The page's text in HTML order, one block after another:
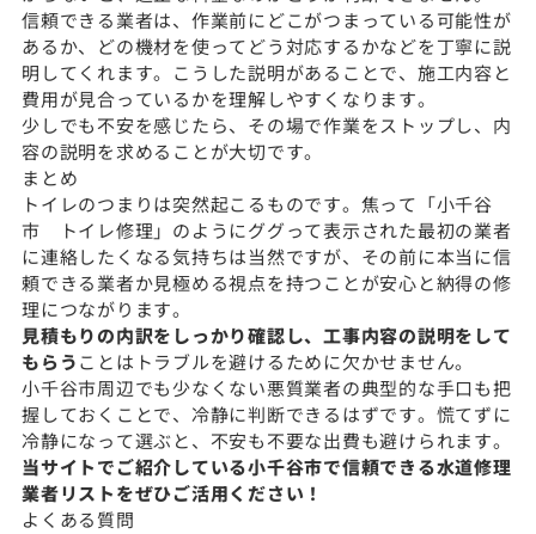
信頼できる業者は、作業前にどこがつまっている可能性が
あるか、どの機材を使ってどう対応するかなどを丁寧に説
明してくれます。こうした説明があることで、施工内容と
費用が見合っているかを理解しやすくなります。
少しでも不安を感じたら、その場で作業をストップし、内
容の説明を求めることが大切です。
まとめ
トイレのつまりは突然起こるものです。焦って「小千谷
市 トイレ修理」のようにググって表示された最初の業者
に連絡したくなる気持ちは当然ですが、その前に本当に信
頼できる業者か見極める視点を持つことが安心と納得の修
理につながります。
見積もりの内訳をしっかり確認し、工事内容の説明をして
もらうことはトラブルを避けるために欠かせません。
小千谷市周辺でも少なくない悪質業者の典型的な手口も把
握しておくことで、冷静に判断できるはずです。慌てずに
冷静になって選ぶと、不安も不要な出費も避けられます。
当サイトでご紹介している小千谷市で信頼できる水道修理
業者リストをぜひご活用ください！
よくある質問